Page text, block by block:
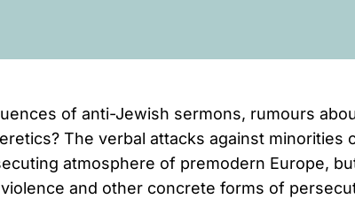
of anti-Jewish sermons, rumours
The verbal attacks against minorities
atmosphere of premodern Europe,
and other concrete forms of